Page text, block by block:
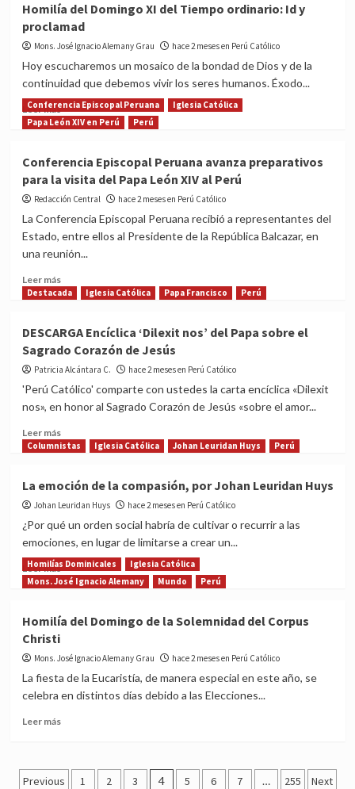
y
visitaría
estas
regalo
de
ser
abuela:
misión
que
no
los
años
Homilía del Domingo XI del Tiempo ordinario: Id y
proclamad
Mons. José Ignacio Alemany Grau hace 2 meses en Perú Católico
Hoy escucharemos un mosaico de la bondad de Dios y de la
continuidad que debemos vivir los seres humanos. Éxodo...
Leer másRead
more
del
Domingo
XI
del
ordinario:
Id
proclamad
Conferencia Episcopal Peruana
Iglesia Católica
Papa León XIV en Perú
Perú
Conferencia Episcopal Peruana avanza preparativos
para la visita del Papa León XIV al Perú
Redacción Central hace 2 meses en Perú Católico
La Conferencia Episcopal Peruana recibió a representantes del
Estado, entre ellos al Presidente de la República Balcazar, en
una reunión...
Leer másRead
more
Episcopal
Peruana
avanza
preparativos
la
del
XIV
al
Perú
Destacada Iglesia Católica Papa Francisco Perú
DESCARGA Encíclica ‘Dilexit nos’ del Papa sobre el
Sagrado Corazón de Jesús
Patricia Alcántara C. hace 2 meses en Perú Católico
'Perú Católico' comparte con ustedes la carta encíclica «Dilexit
nos», en honor al Sagrado Corazón de Jesús «sobre el amor...
Leer másRead
more
Encíclica
‘Dilexit
nos’
Papa
sobre
el
de
Jesús
Columnistas Iglesia Católica Johan Leuridan Huys Perú
La emoción de la compasión, por Johan Leuridan Huys
Johan Leuridan Huys hace 2 meses en Perú Católico
¿Por qué un orden social habría de cultivar o recurrir a las
emociones, en lugar de limitarse a crear un...
Leer másRead
more
emoción
de
la
compasión,
Johan
Homilías Dominicales
Iglesia Católica
Mons. José Ignacio Alemany
Mundo Perú
Homilía del Domingo de la Solemnidad del Corpus
Christi
Mons. José Ignacio Alemany Grau hace 2 meses en Perú Católico
La fiesta de la Eucaristía, de manera especial en este año, se
celebra en distintos días debido a las Elecciones...
Leer másRead
del
Posts
Previous 1 2 3 4 5 6 7 … 255 Next